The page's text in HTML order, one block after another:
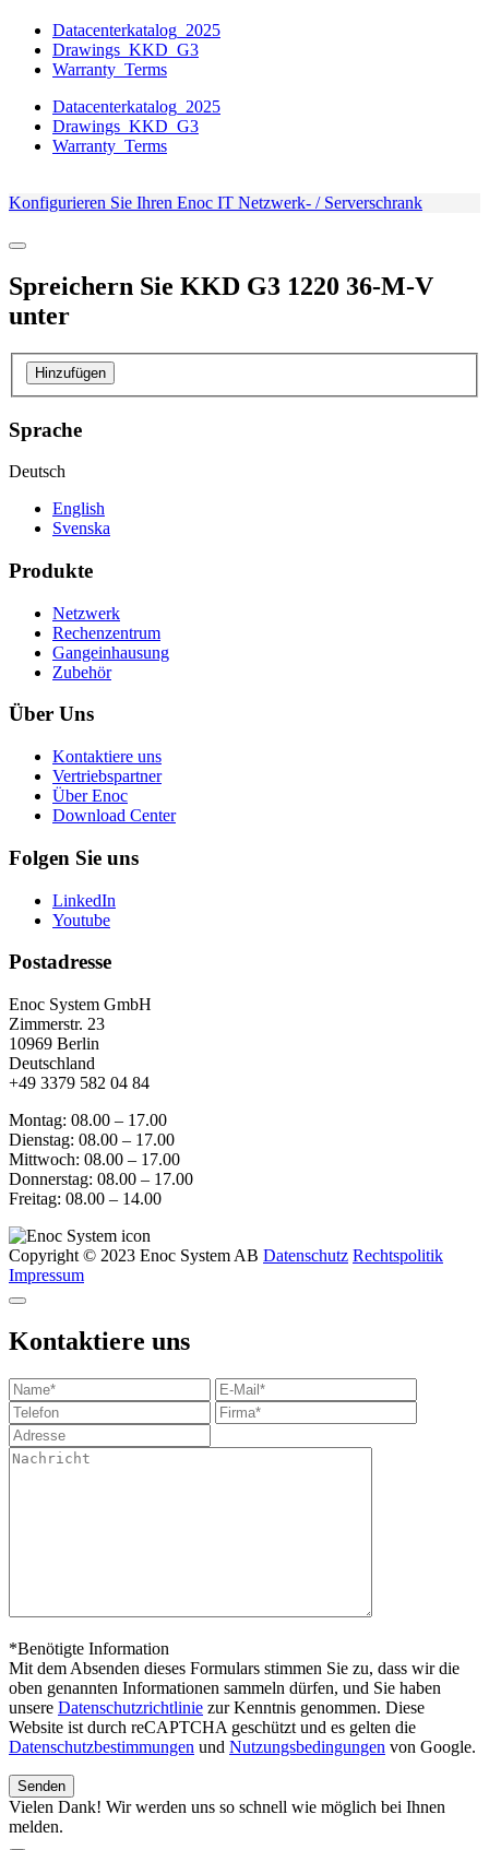
Datacenterkatalog_2025
Drawings_KKD_G3
Warranty_Terms
Datacenterkatalog_2025
Drawings_KKD_G3
Warranty_Terms
Konfigurieren Sie Ihren Enoc IT Netzwerk- / Serverschrank
Spreichern Sie KKD G3 1220 36-M-V
unter
Hinzufügen
Sprache
Deutsch
English
Svenska
Produkte
Netzwerk
Rechenzentrum
Gangeinhausung
Zubehör
Über Uns
Kontaktiere uns
Vertriebspartner
Über Enoc
Download Center
Folgen Sie uns
LinkedIn
Youtube
Postadresse
Enoc System GmbH
Zimmerstr. 23
10969 Berlin
Deutschland
+49 3379 582 04 84
Montag: 08.00 – 17.00
Dienstag: 08.00 – 17.00
Mittwoch: 08.00 – 17.00
Donnerstag: 08.00 – 17.00
Freitag: 08.00 – 14.00
Copyright © 2023 Enoc System AB Datenschutz Rechtspolitik
Impressum
Kontaktiere uns
*Benötigte Information
Mit dem Absenden dieses Formulars stimmen Sie zu, dass wir die
oben genannten Informationen sammeln dürfen, und Sie haben
unsere Datenschutzrichtlinie zur Kenntnis genommen. Diese
Website ist durch reCAPTCHA geschützt und es gelten die
Datenschutzbestimmungen und Nutzungsbedingungen von Google.
Vielen Dank! Wir werden uns so schnell wie möglich bei Ihnen
melden.